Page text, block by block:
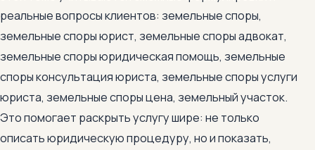
реальные вопросы клиентов: земельные споры,
земельные споры юрист, земельные споры адвокат,
земельные споры юридическая помощь, земельные
споры консультация юриста, земельные споры услуги
юриста, земельные споры цена, земельный участок.
Это помогает раскрыть услугу шире: не только
описать юридическую процедуру, но и показать,